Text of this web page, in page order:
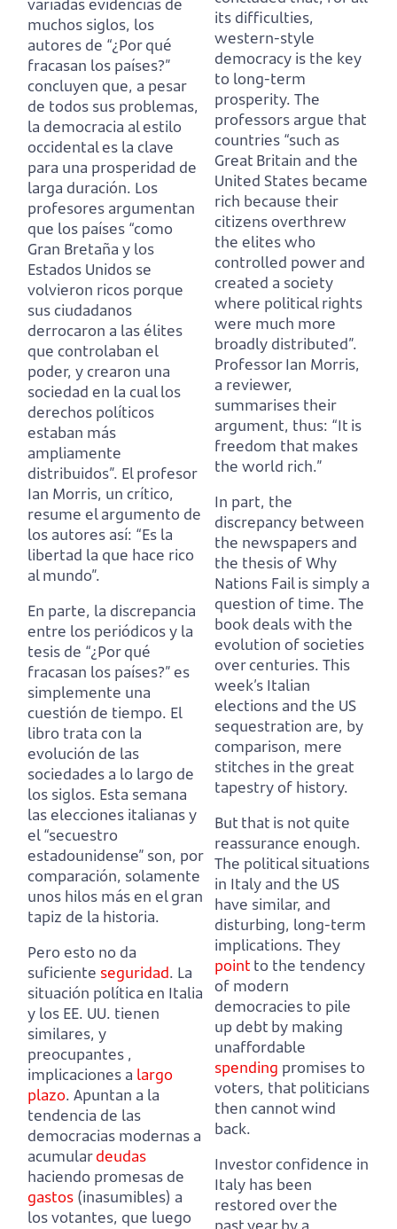
muchos siglos, los
autores de “¿Por qué
fracasan los países?”
concluyen que, a pesar
de todos sus problemas,
la democracia al estilo
occidental es la clave
para una prosperidad de
larga duración. Los
profesores argumentan
que los países “como
Gran Bretaña y los
Estados Unidos se
volvieron ricos porque
sus ciudadanos
derrocaron a las élites
que controlaban el
poder, y crearon una
sociedad en la cual los
derechos políticos
estaban más
ampliamente
distribuidos”. El profesor
Ian Morris, un crítico,
resume el argumento de
los autores así: “Es la
libertad la que hace rico
al mundo”.
En parte, la discrepancia
entre los periódicos y la
tesis de “¿Por qué
fracasan los países?” es
simplemente una
cuestión de tiempo. El
libro trata con la
evolución de las
sociedades a lo largo de
los siglos. Esta semana
las elecciones italianas y
el “secuestro
estadounidense” son, por
comparación, solamente
unos hilos más en el gran
tapiz de la historia.
Pero esto no da
suficiente seguridad. La
situación política en Italia
y los EE. UU. tienen
similares, y
preocupantes ,
implicaciones a largo
plazo. Apuntan a la
tendencia de las
democracias modernas a
acumulardeudas
haciendo promesas de
gastos (inasumibles) a
los votantes, que luego
its difficulties,
western-style
democracy is the key
to long-term
prosperity. The
professors argue that
countries “such as
Great Britain and the
United States became
rich because their
citizens overthrew
the elites who
controlled power and
created a society
where political rights
were much more
broadly distributed”.
Professor Ian Morris,
a reviewer,
summarises their
argument, thus: “It is
freedom that makes
the world rich.”
In part, the
discrepancy between
the newspapers and
the thesis of Why
Nations Fail is simply a
question of time. The
book deals with the
evolution of societies
over centuries. This
week’s Italian
elections and the US
sequestration are, by
comparison, mere
stitches in the great
tapestry of history.
But that is not quite
reassurance enough.
The political situations
in Italy and the US
have similar, and
disturbing, long-term
implications. They
point to the tendency
of modern
democracies to pile
up debt by making
unaffordable
spending promises to
voters, that politicians
then cannot wind
back.
Investor confidence in
Italy has been
restored over the
past year by a